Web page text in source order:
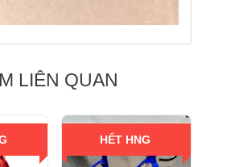
LIÊN QUAN
HẾT HNG